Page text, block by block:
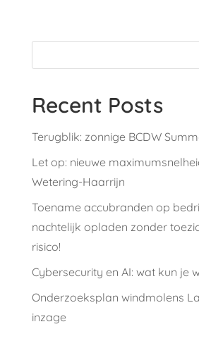
Recent Posts
Terugblik: zonnige BCDW
Let op: nieuwe
Wetering-Haarrijn
Toename accubranden op
nachtelijk opladen zonder
risico!
Cybersecurity en AI: wat kun je
Onderzoeksplan windmolens
inzage